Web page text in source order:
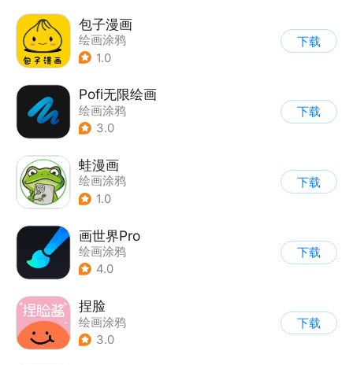
包子漫画
绘画涂鸦
1.0
下载
Pofi无限绘画
绘画涂鸦
3.0
下载
蛙漫画
绘画涂鸦
1.0
下载
画世界Pro
绘画涂鸦
4.0
下载
捏脸
绘画涂鸦
3.0
下载